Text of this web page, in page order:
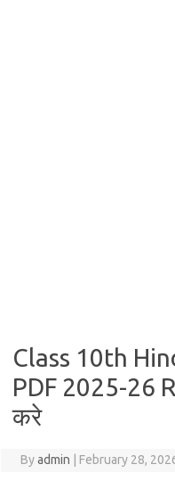
Class 10th
PDF 2025-26
करे
Byadmin February 28,